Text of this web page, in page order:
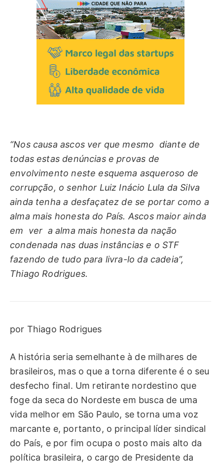
“Nos causa ascos ver que mesmo diante de
todas estas denúncias e provas de
envolvimento neste esquema asqueroso de
corrupção, o senhor Luiz Inácio Lula da Silva
ainda tenha a desfaçatez de se portar como a
alma mais honesta do País. Ascos maior ainda
em ver a alma mais honesta da nação
condenada nas duas instâncias e o STF
fazendo de tudo para livra-lo da cadeia”,
Thiago Rodrigues.
por Thiago Rodrigues
A história seria semelhante à de milhares de
brasileiros, mas o que a torna diferente é o seu
desfecho final. Um retirante nordestino que
foge da seca do Nordeste em busca de uma
vida melhor em São Paulo, se torna uma voz
marcante e, portanto, o principal líder sindical
do País, e por fim ocupa o posto mais alto da
política brasileira, o cargo de Presidente da